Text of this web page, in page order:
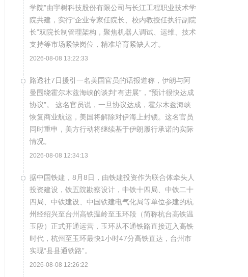
学院”由宇树科技股份有限公司与长江工程职业技术学
院共建，实行“企业专家任院长、校内教授任执行副院
长”双院长制管理架构，聚焦机器人调试、运维、技术
支持等市场紧缺岗位，精准培育紧缺人才。
2026-08-08 13:22:33
路透社7日援引一名美国官员的话报道称，伊朗与阿
曼围绕霍尔木兹海峡的谈判“有进展”，“预计很快达成
协议”。 这名官员说，一旦协议达成，霍尔木兹海峡
恢复商业航运，美国将解除对伊海上封锁。这名官员
同时重申，美方行动将继续基于伊朗履行承诺的实际
情况。
2026-08-08 12:34:13
据中国铁建，8月8日，由铁建投资作为联合体牵头人
投资建设，铁五院勘察设计，中铁十四局、中铁二十
四局、中铁建设、中国铁建电气化局等单位参建的杭
州经绍兴至台州高铁温岭至玉环段（简称杭台高铁温
玉段）正式开通运营，玉环从不通铁路直接迈入高铁
时代，杭州至玉环最快1小时47分高铁直达，台州市
实现“县县通铁路”。
2026-08-08 12:26:22